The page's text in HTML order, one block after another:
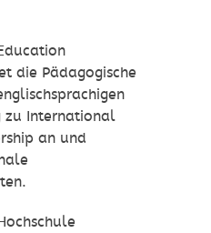
die Pädagogische
zu International
an und